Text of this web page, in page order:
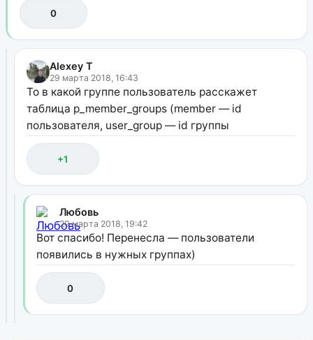
0
Alexey T
29 марта 2018, 16:43
То в какой группе пользователь расскажет
таблица p_member_groups (member — id
пользователя, user_group — id группы
+1
Любовь
29 марта 2018, 19:42
Вот спасибо! Перенесла — пользователи
появились в нужных группах)
0